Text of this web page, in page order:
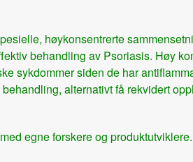
høykonsentrerte
behandling av Psoriasis. Høy
sykdommer siden de har
alternativt få rekvidert
egne forskere og